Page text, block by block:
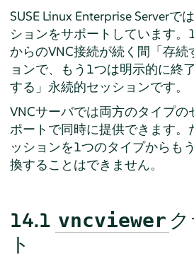
SUSE Linux Enterprise Serverで
ションをサポートしています。
からのVNC接続が続く間 「存続
ョンで、もう1つは明示的に終
する 」 永続的セッションです。
VNCサーバでは両方のタイプの
ポートで同時に提供できます。
ッションを1つのタイプからも
換することはできません。
14.1 vncviewer
ト